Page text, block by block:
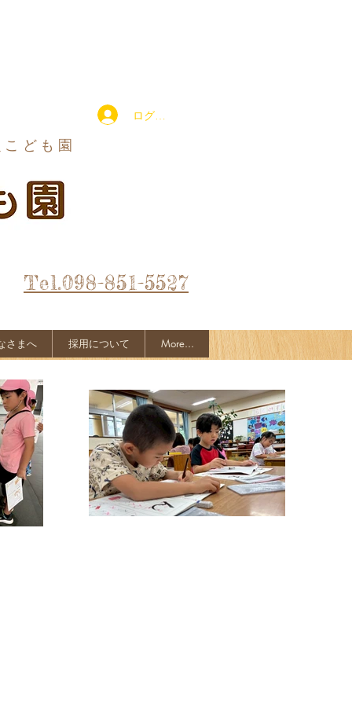
ログイン
ども園
Tel.098-851-5527
さまへ 採用について More...